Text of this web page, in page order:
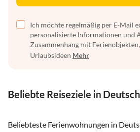
Ich möchte regelmäßig per E-Mail
personalisierte Informationen und
Zusammenhang mit
Urlaubsideen Mehr
Beliebte Reiseziele in
Beliebteste Ferienwohnungen in